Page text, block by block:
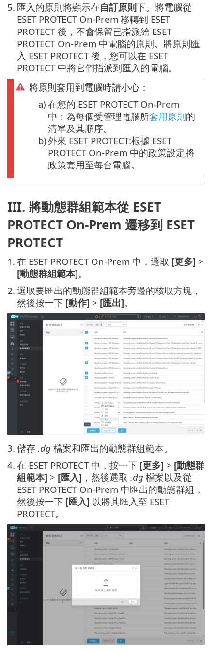
5. 匯入的原則將顯示在自訂原則下。將電腦從
ESET PROTECT On-Prem 移轉到 ESET
PROTECT 後，不會保留已指派給 ESET
PROTECT On-Prem 中電腦的原則。將原則匯
入 ESET PROTECT 後，您可以在 ESET
PROTECT 中將它們指派到匯入的電腦。
將原則套用到電腦時請小心：
a) 在您的 ESET PROTECT On-Prem
中：為每個受管理電腦所套用原則的
清單及其順序。
b)外來 ESET PROTECT:根據 ESET
PROTECT On-Prem 中的政策設定將
政策套用至每台電腦。
III. 將動態群組範本從 ESET
PROTECT On-Prem 遷移到 ESET
PROTECT
1. 在 ESET PROTECT On-Prem 中，選取 [更多] >
[動態群組範本]。
2. 選取要匯出的動態群組範本旁邊的核取方塊，
然後按一下 [動作] > [匯出]。
3. 儲存 .dg 檔案和匯出的動態群組範本。
4. 在 ESET PROTECT 中，按一下 [更多] > [動態群
組範本] > [匯入] ，然後選取 .dg 檔案以及從
ESET PROTECT On-Prem 中匯出的動態群組，
然後按一下 [匯入] 以將其匯入至 ESET
PROTECT。